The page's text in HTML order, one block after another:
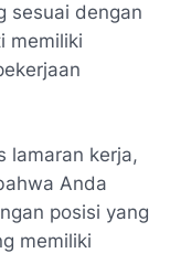
sesuai dengan
memiliki
lamaran kerja,
Anda
posisi yang
memiliki